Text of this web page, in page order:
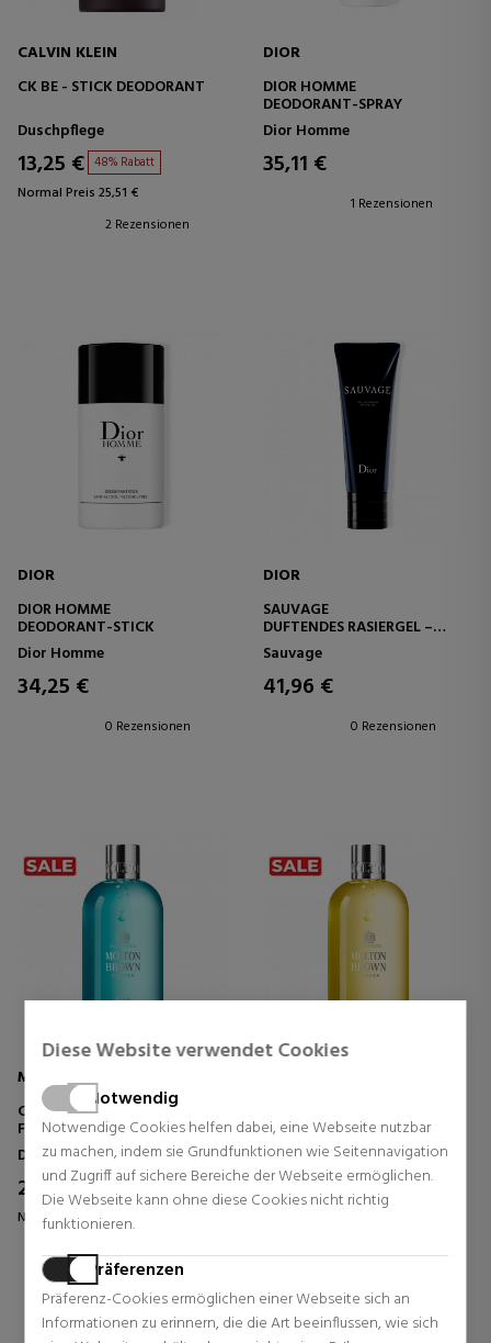
Diese Website verwendet Cookies
Notwendig
Notwendige Cookies helfen dabei, eine Webseite nutzbar
zu machen, indem sie Grundfunktionen wie Seitennavigation
und Zugriff auf sichere Bereiche der Webseite ermöglichen.
Die Webseite kann ohne diese Cookies nicht richtig
funktionieren.
Präferenzen
Präferenz-Cookies ermöglichen einer Webseite sich an
Informationen zu erinnern, die die Art beeinflussen, wie sich
CALVIN KLEIN
CK BE - STICK DEODORANT
Duschpflege
13,25 € 48% Rabatt
Normal Preis 25,51 €
2 Rezensionen
DIOR
DIOR HOMME
DEODORANT-SPRAY
Dior Homme
35,11 €
1 Rezensionen
DIOR
DIOR HOMME
DEODORANT-STICK
Dior Homme
34,25 €
0 Rezensionen
DIOR
SAUVAGE
DUFTENDES RASIERGEL –
HILFT REIZUNGEN
VORZUBEUGEN – HOHE
PRÄZISION
Sauvage
41,96 €
0 Rezensionen
MOLTON BROWN
COASTAL CYPRESS & SEA
FENNEL BATH & SHOWER GEL
Duschpflege
21,37 € 29% Rabatt
Normal Preis 30,00 €
& SHOWER GEL
Duschpflege
21,37 € 29% Rabatt